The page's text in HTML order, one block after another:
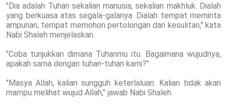
"Dia adalah Tuhan sekalian manusia, sekalian makhluk. Dialah
yang berkuasa atas segala-galanya. Dialah tempat meminta
ampunan, tempat memohon pertolongan dari kesulitan," kata
Nabi Shaleh menjelaskan.
"Coba tunjukkan dimana Tuhanmu itu. Bagaimana wujudnya,
apakah sama dengan tuhan-tuhan kami?"
"Masya Allah, kalian sungguh keterlaluan. Kalian tidak akan
mampu melihat wujud Allah," jawab Nabi Shaleh.